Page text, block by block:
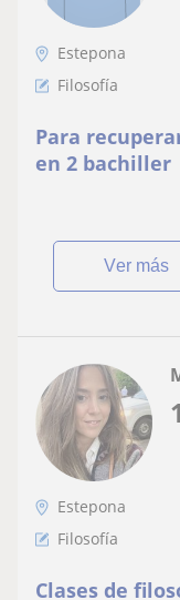
Estepona
Filosofía
Para
en 2 bachiller
ver más
Estepona
Filosofía
Clases de